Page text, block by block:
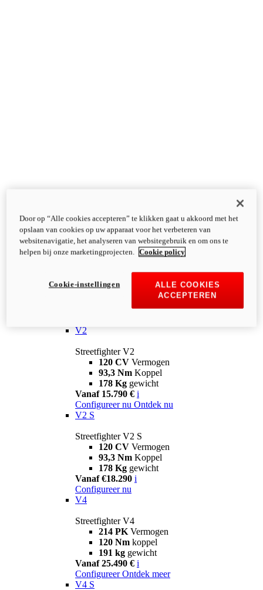
V2
Streetfighter V2
120 CV Vermogen
93,3 Nm Koppel
178 Kg gewicht
Vanaf 15.790 € i
Configureer nu Ontdek nu
V2 S
Streetfighter V2 S
120 CV Vermogen
93,3 Nm Koppel
178 Kg gewicht
Vanaf €18.290 i
Configureer nu
V4
Streetfighter V4
214 PK Vermogen
120 Nm koppel
191 kg gewicht
Vanaf 25.490 € i
Configureer Ontdek meer
V4 S
Door op “Alle cookies accepteren” te klikken gaat u akkoord met het
opslaan van cookies op uw apparaat voor het verbeteren van
websitenavigatie, het analyseren van websitegebruik en om ons te
helpen bij onze marketingprojecten.
Cookie policy
ALLE COOKIES
ACCEPTEREN
Cookie-instellingen